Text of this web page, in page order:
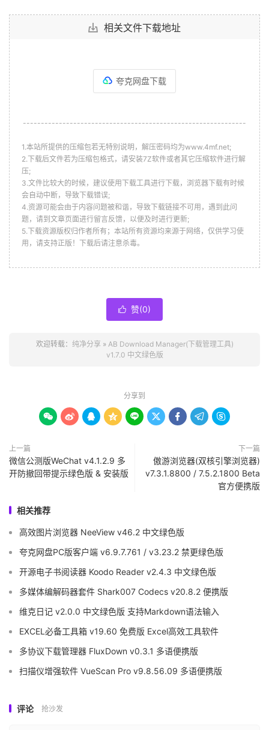
相关文件下载地址
夸克网盘下载
--------------------------------------------------------------
1.本站所提供的压缩包若无特别说明，解压密码均为www.4mf.net;
2.下载后文件若为压缩包格式，请安装7Z软件或者其它压缩软件进行解
压;
3.文件比较大的时候，建议使用下载工具进行下载，浏览器下载有时候
会自动中断，导致下载错误;
4.资源可能会由于内容问题被和谐，导致下载链接不可用，遇到此问
题，请到文章页面进行留言反馈，以便及时进行更新;
5.下载资源版权归作者所有；本站所有资源均来源于网络，仅供学习使
用，请支持正版！下载后请注意杀毒。
 赞(0)
欢迎转载： 纯净分享 » AB Download Manager(下载管理工具)
v1.7.0 中文绿色版
分享到
        
上一篇
微信公测版WeChat v4.1.2.9 多
开防撤回带提示绿色版 & 安装版
下一篇
傲游浏览器(双核引擎浏览器)
v7.3.1.8800 / 7.5.2.1800 Beta
官方便携版
相关推荐
高效图片浏览器 NeeView v46.2 中文绿色版
夸克网盘PC版客户端 v6.9.7.761 / v3.23.2 禁更绿色版
开源电子书阅读器 Koodo Reader v2.4.3 中文绿色版
多媒体编解码器套件 Shark007 Codecs v20.8.2 便携版
维克日记 v2.0.0 中文绿色版 支持Markdown语法输入
EXCEL必备工具箱 v19.60 免费版 Excel高效工具软件
多协议下载管理器 FluxDown v0.3.1 多语便携版
扫描仪增强软件 VueScan Pro v9.8.56.09 多语便携版
评论 抢沙发